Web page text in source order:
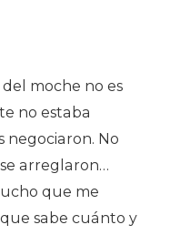
moche no es
no estaba
negociaron. No
arreglaron…
que me
sabe cuánto y